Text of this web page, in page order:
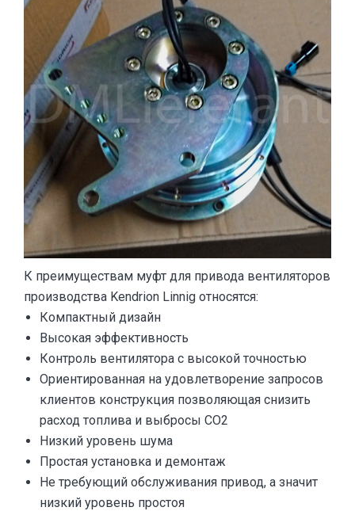
К преимуществам муфт для привода вентиляторов
производства Kendrion Linnig относятся:
Компактный дизайн
Высокая эффективность
Контроль вентилятора с высокой точностью
Ориентированная на удовлетворение запросов
клиентов конструкция позволяющая снизить
расход топлива и выбросы CO2
Низкий уровень шума
Простая установка и демонтаж
Не требующий обслуживания привод, а значит
низкий уровень простоя